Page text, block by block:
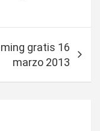
gratis 16
marzo 2013